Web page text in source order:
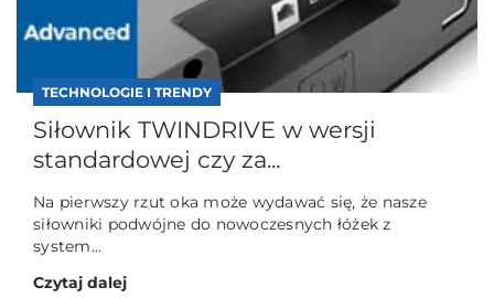
TECHNOLOGIE I TRENDY
Siłownik TWINDRIVE w wersji
standardowej czy za...
Na pierwszy rzut oka może wydawać się, że nasze
siłowniki podwójne do nowoczesnych łóżek z
system...
Czytaj dalej